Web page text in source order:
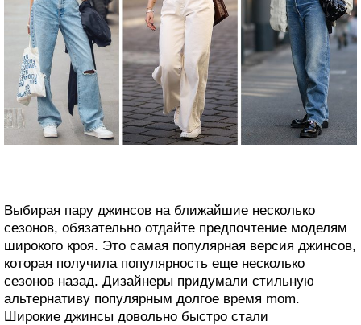
Выбирая пару джинсов на ближайшие несколько
сезонов, обязательно отдайте предпочтение моделям
широкого кроя. Это самая популярная версия джинсов,
которая получила популярность еще несколько
сезонов назад. Дизайнеры придумали стильную
альтернативу популярным долгое время mom.
Широкие джинсы довольно быстро стали